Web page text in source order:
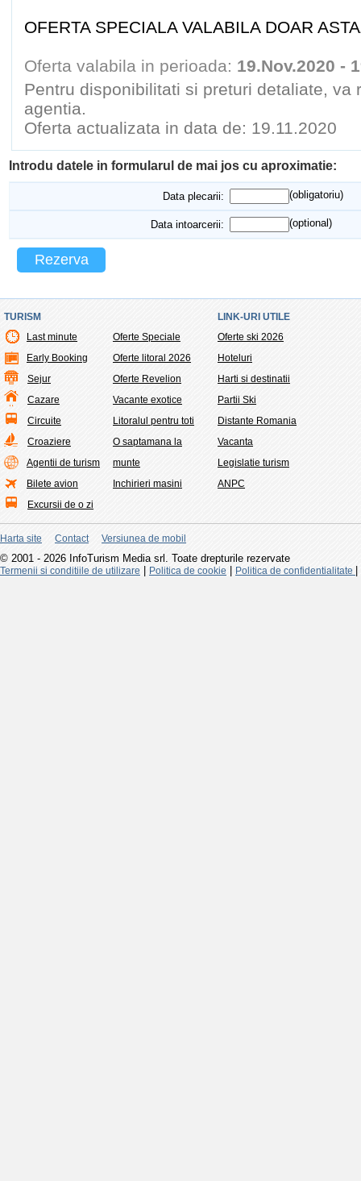
OFERTA SPECIALA VALABILA DOAR
Oferta valabila in perioada: 19.Nov.2020 -
Pentru disponibilitati si preturi detaliate, va
agentia.
Oferta actualizata in data de: 19.11.2020
Introdu datele in formularul de mai jos cu aproximatie:
Data plecarii: (obligatoriu)
Data intoarcerii: (optional)
Rezerva
TURISM
Last minute
Early Booking
Sejur
Cazare
Circuite
Croaziere
Agentii de turism
Bilete avion
Excursii de o zi
Oferte Speciale
Oferte litoral 2026
Oferte Revelion
Vacante exotice
Litoralul pentru toti
O saptamana la
munte
Inchirieri masini
LINK-URI UTILE
Oferte ski 2026
Hoteluri
Harti si destinatii
Partii Ski
Distante Romania
Vacanta
Legislatie turism
ANPC
Harta site Contact Versiunea de mobil
© 2001 - 2026 InfoTurism Media srl. Toate drepturile rezervate
Termenii si conditiile de utilizare Politica de cookie Politica de confidentialitate